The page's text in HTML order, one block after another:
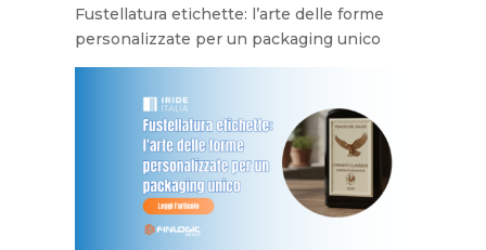
Fustellatura etichette: l’arte delle forme
personalizzate per un packaging unico